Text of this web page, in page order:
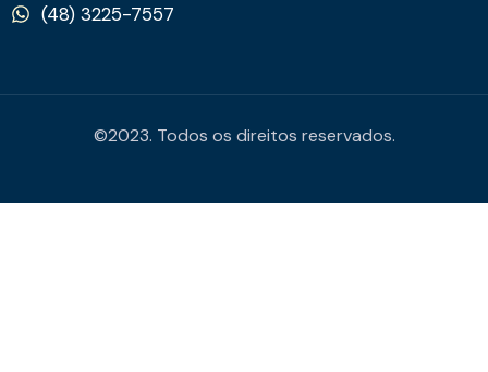
(48) 3225-7557
©2023. Todos os direitos reservados.